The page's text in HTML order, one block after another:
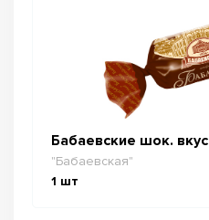
Бабаевские шок. вкус
"Бабаевская"
1 шт